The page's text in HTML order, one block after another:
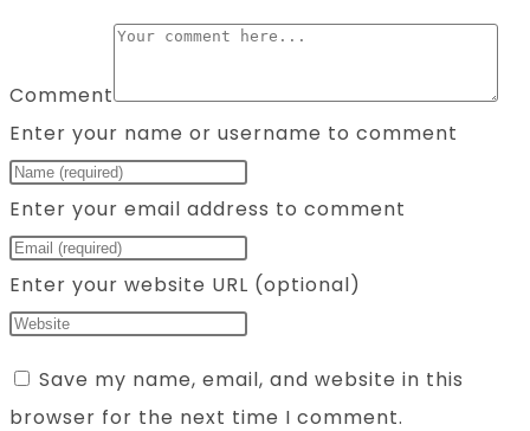
Comment
Enter your name or username to comment
Enter your email address to comment
Enter your website URL (optional)
Save my name, email, and website in this
browser for the next time I comment.